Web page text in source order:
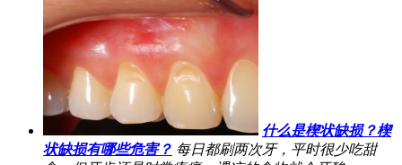
什么是楔状缺损？楔
状缺损有哪些危害？ 每日都刷两次牙，平时很少吃甜